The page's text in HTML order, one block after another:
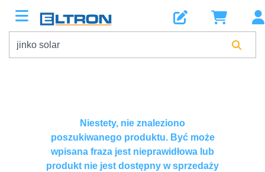
Niestety, nie znaleziono
poszukiwanego produktu. Być może
wpisana fraza jest nieprawidłowa lub
produkt nie jest dostępny w sprzedaży